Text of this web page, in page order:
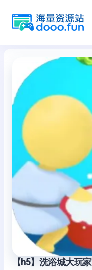
【h5】洗浴城大玩家